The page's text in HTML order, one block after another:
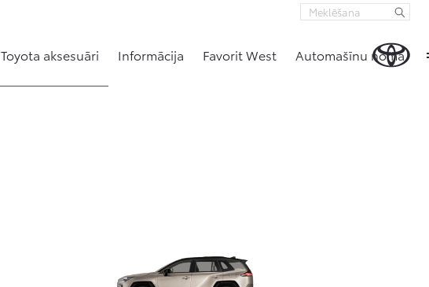
Toyota aksesuāri Informācija Favorit West Automašīnu noma